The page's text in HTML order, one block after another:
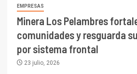
EMPRESAS
Minera Los Pelambres
comunidades y resguarda
por sistema frontal
23 julio, 2026